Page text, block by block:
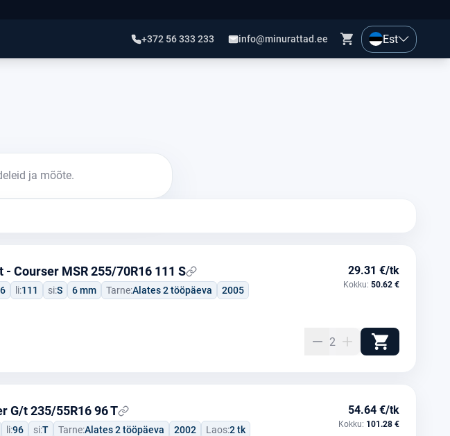
+372 56 333 233 info@minurattad.ee Est
ja mõõte.
Courser MSR 255/70R16 111 S
li:111 si:S 6 mm Tarne:Alates 2 tööpäeva
2005
29.31 €/tk
Kokku: 50.62 €
2
G/t 235/55R16 96 T
li:96 si:T Tarne:Alates 2 tööpäeva 2002 Laos:2 tk
54.64 €/tk
Kokku: 101.28 €